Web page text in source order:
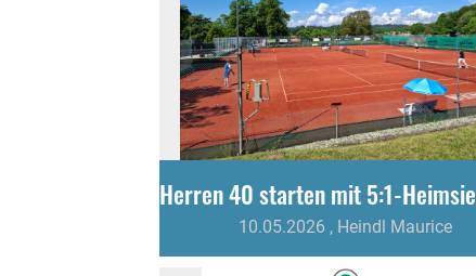
10.05.2026 , Heindl Maurice